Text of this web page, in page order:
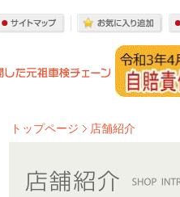
トップページ 店舗紹介